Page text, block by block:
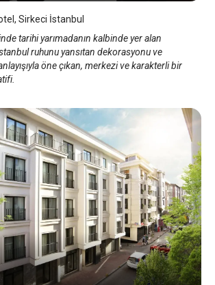
Sirkeci İstanbul
tarihi yarımadanın kalbinde yer alan
ruhunu yansıtan dekorasyonu ve
öne çıkan, merkezi ve karakterli bir